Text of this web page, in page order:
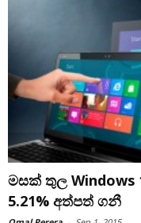
මසක් තුල
5.21% අත්පත් ගනී